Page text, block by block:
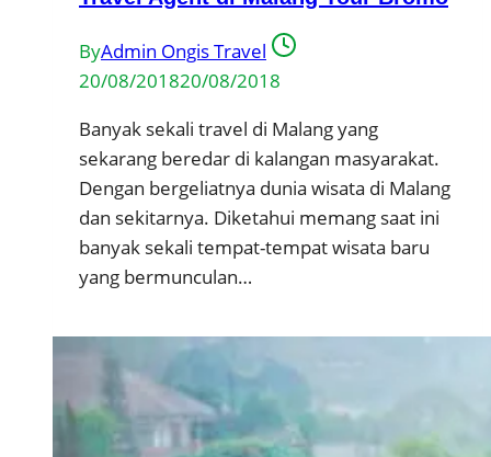
ByAdmin Ongis Travel
20/08/201820/08/2018
Banyak sekali travel di Malang yang
sekarang beredar di kalangan masyarakat.
Dengan bergeliatnya dunia wisata di Malang
dan sekitarnya. Diketahui memang saat ini
banyak sekali tempat-tempat wisata baru
yang bermunculan…